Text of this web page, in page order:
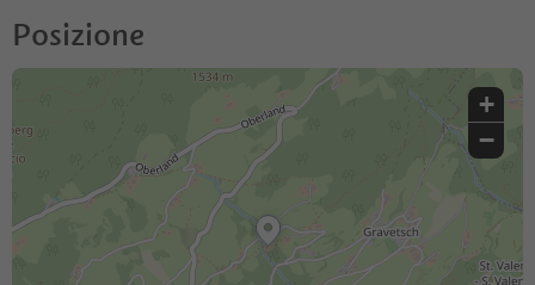
Posizione
+
−